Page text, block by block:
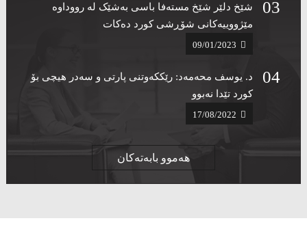
شێخ دلێر شێخ مستەفا باسی بەشێک لە رووداوە
مێژووییەکانی شۆڕشی کورد دەکات‌
09/01/2023
د. یوسف محەمەد: رێککەوتنی پارتی و سەدر هیچی بۆ
کورد تێدا نەبوو ‌
17/08/2022
هەموو بابەتەکان